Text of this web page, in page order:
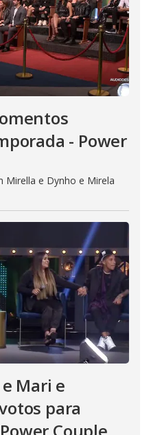
- Power
Mirella e Dynho e Mirela
Mari e
para